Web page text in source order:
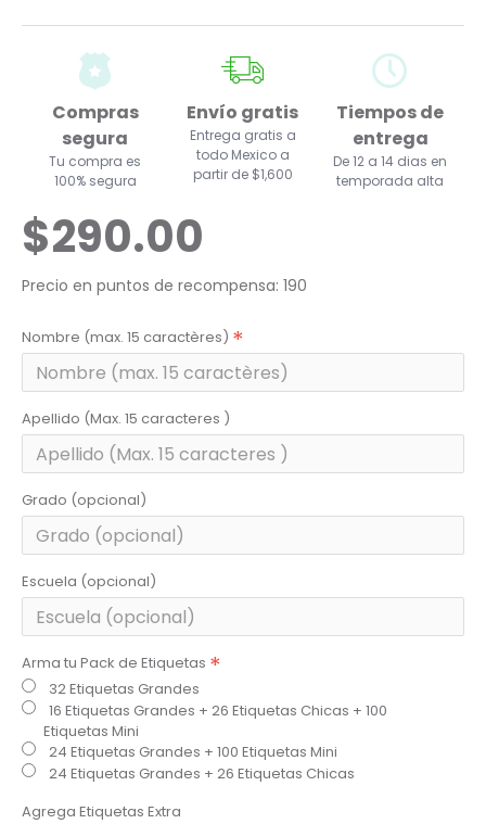
Compras
segura
Tu compra es
100% segura
Envío gratis
Entrega gratis a
todo Mexico a
partir de $1,600
Tiempos de
entrega
De 12 a 14 dias en
temporada alta
$290.00
Precio en puntos de recompensa: 190
Nombre (max. 15 caractères)
Apellido (Max. 15 caracteres )
Grado (opcional)
Escuela (opcional)
Arma tu Pack de Etiquetas
32 Etiquetas Grandes
16 Etiquetas Grandes + 26 Etiquetas Chicas + 100
Etiquetas Mini
24 Etiquetas Grandes + 100 Etiquetas Mini
24 Etiquetas Grandes + 26 Etiquetas Chicas
Agrega Etiquetas Extra